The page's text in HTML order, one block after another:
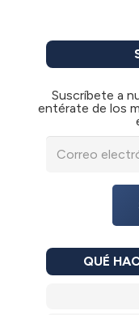
Suscríbete a
entérate de los
QUÉ